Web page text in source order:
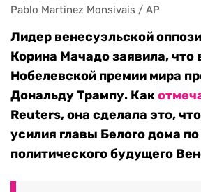
Pablo Martinez Monsivais / AP
Лидер венесуэльской
Корина Мачадо заявила, что
Нобелевской премии мира
Дональду Трампу. Как
Reuters, она сделала это,
усилия главы Белого дома
политического будущего